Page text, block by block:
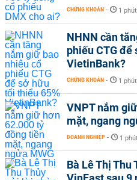
CHỨNG KHOÁN - 1
NHNN cần
phiếu CTG để
VietinBank?
CHỨNG KHOÁN - 1
VNPT nắm
mặt, ngang
DOANH NGHIỆP - 1
Bà Lê Thị